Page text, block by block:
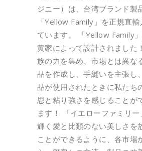
ジニー）は、台湾ブランド製
「Yellow Family」を正規直輸
ています。 「Yellow Family
黄家によって設計されました
族の力を集め、市場とは異な
品を作成し、手縫いを主張し
品が使用されたときに私たち
思と粘り強さを感じることが
ます！ 「イエローファミリー
輝く愛と比類のない美しさを
ことができるように、各市場